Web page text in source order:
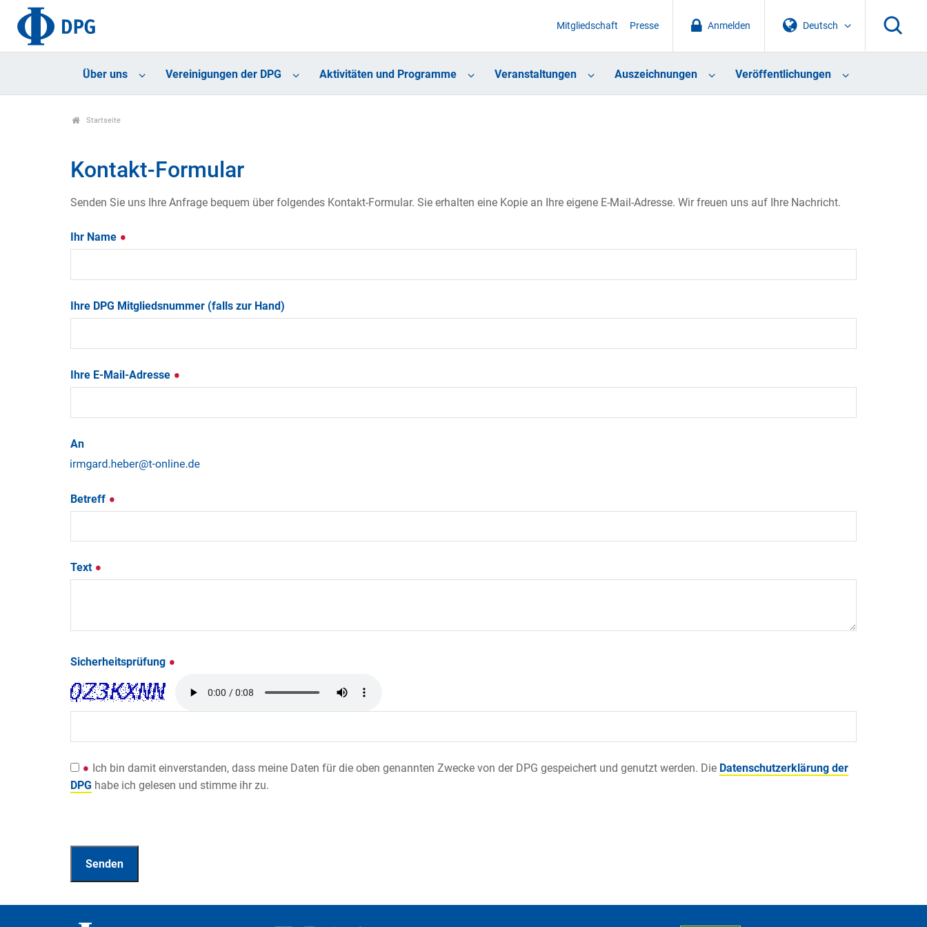
Deutsch
Anmelden
Mitgliedschaft Presse
Über uns Vereinigungen der DPG Aktivitäten und Programme Veranstaltungen Auszeichnungen Veröffentlichungen
Startseite
Kontakt-Formular
Senden Sie uns Ihre Anfrage bequem über folgendes Kontakt-Formular. Sie erhalten eine Kopie an Ihre eigene E-Mail-Adresse. Wir freuen uns auf Ihre Nachricht.
Ihr Name
Ihre DPG Mitgliedsnummer (falls zur Hand)
Ihre E-Mail-Adresse
An
Betreff
Text
Sicherheitsprüfung
Ich bin damit einverstanden, dass meine Daten für die oben genannten Zwecke von der DPG gespeichert und genutzt werden. Die Datenschutzerklärung der
DPG habe ich gelesen und stimme ihr zu.